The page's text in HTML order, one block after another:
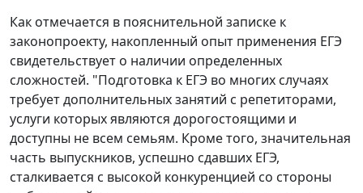
Как отмечается в пояснительной записке к
законопроекту, накопленный опыт применения ЕГЭ
свидетельствует о наличии определенных
сложностей. "Подготовка к ЕГЭ во многих случаях
требует дополнительных занятий с репетиторами,
услуги которых являются дорогостоящими и
доступны не всем семьям. Кроме того, значительная
часть выпускников, успешно сдавших ЕГЭ,
сталкивается с высокой конкуренцией со стороны